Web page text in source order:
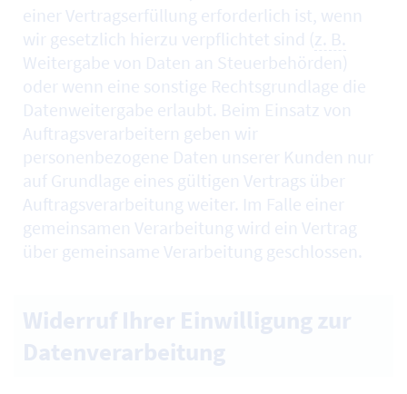
einer Vertragserfüllung erforderlich ist, wenn
wir gesetzlich hierzu verpflichtet sind (z. B.
Weitergabe von Daten an Steuerbehörden)
oder wenn eine sonstige Rechtsgrundlage die
Datenweitergabe erlaubt. Beim Einsatz von
Auftragsverarbeitern geben wir
personenbezogene Daten unserer Kunden nur
auf Grundlage eines gültigen Vertrags über
Auftragsverarbeitung weiter. Im Falle einer
gemeinsamen Verarbeitung wird ein Vertrag
über gemeinsame Verarbeitung geschlossen.